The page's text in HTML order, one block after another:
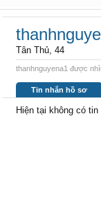
Tân Thủ, 44
thanhnguyena1 được
Tin nhắn hồ sơ
Hiện tại không có